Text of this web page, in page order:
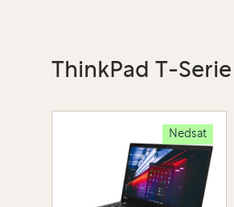
ThinkPad T-Serie
Nedsat